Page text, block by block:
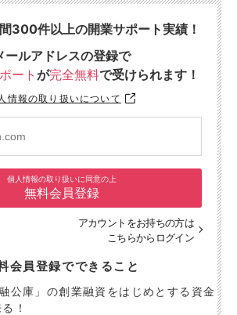
300件以上の開業サポート実績！
ールアドレスの登録で
ート が完全無料で受けられます！
情報の取り扱いについて
個人情報の取り扱いに同意の上
無料会員登録
アカウントをお持ちの方は
こちらからログイン
会員登録でできること
庫」の創業融資をはじめとする資金
！